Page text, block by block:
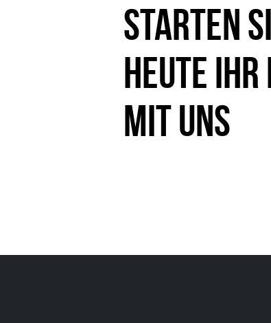
Starten
heute
mit uns